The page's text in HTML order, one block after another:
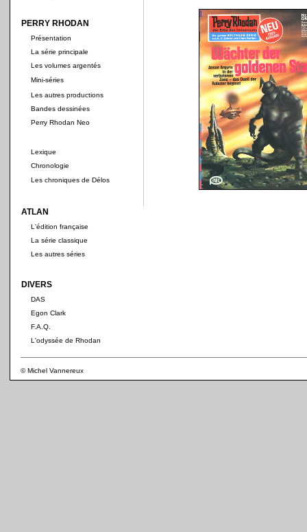
PERRY RHODAN
Présentation
La série principale
Les volumes argentés
Mini-séries
Les autres productions
Bandes dessinées
Perry Rhodan Neo
Lexique
Chronologie
Les chroniques de Délos
ATLAN
L'édition française
La série classique
Les autres séries
DIVERS
DAS
Egon Clark
F.A.Q.
L'odyssée de Rhodan
© Michel Vannereux